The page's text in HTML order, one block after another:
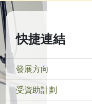
快捷連結
發展方向
受資助計劃